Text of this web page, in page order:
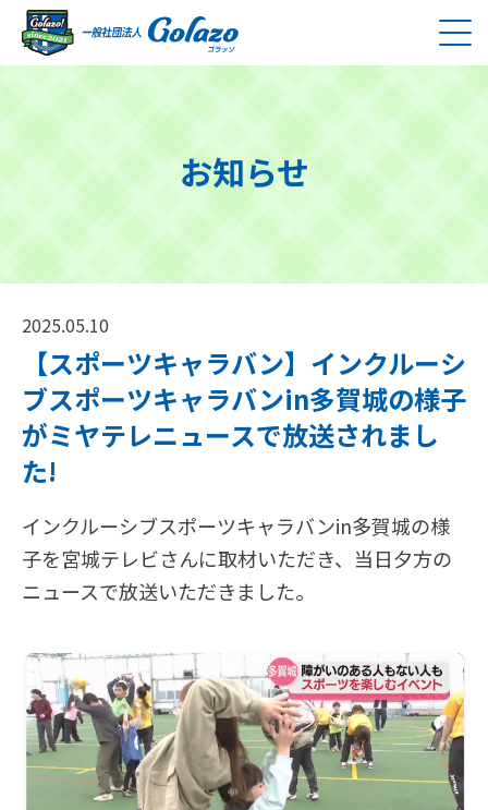
お知らせ
2025.05.10
【スポーツキャラバン】インクルーシ
ブスポーツキャラバンin多賀城の様子
がミヤテレニュースで放送されまし
た!
インクルーシブスポーツキャラバンin多賀城の様
子を宮城テレビさんに取材いただき、当日夕方の
ニュースで放送いただきました。